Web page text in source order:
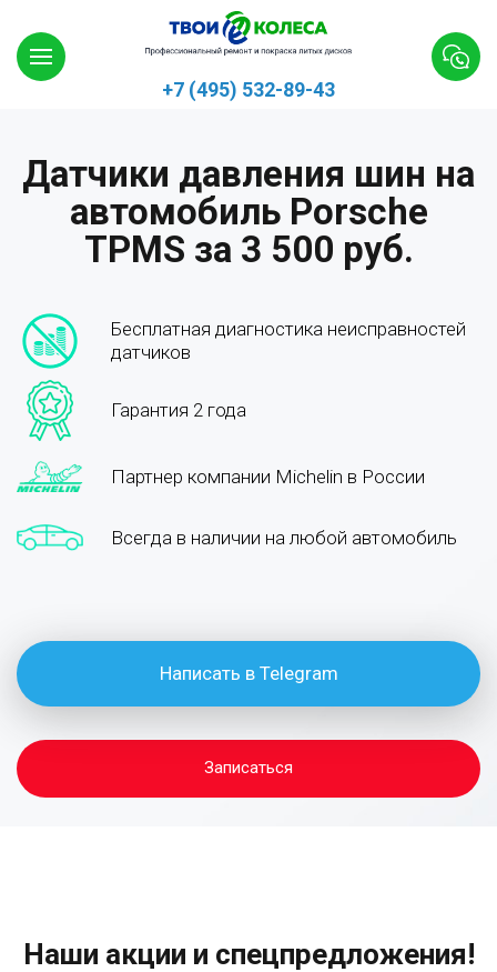
+7 (495) 532-89-43
Датчики давления шин на
автомобиль Porsche
TPMS за 3 500 руб.
Бесплатная диагностика неисправностей
датчиков
Гарантия 2 года
Партнер компании Michelin в России
Всегда в наличии на любой автомобиль
Написать в Telegram
Записаться
Наши акции и спецпредложения!